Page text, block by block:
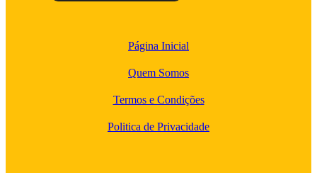
Página Inicial
Quem Somos
Termos e Condições
Politica de Privacidade